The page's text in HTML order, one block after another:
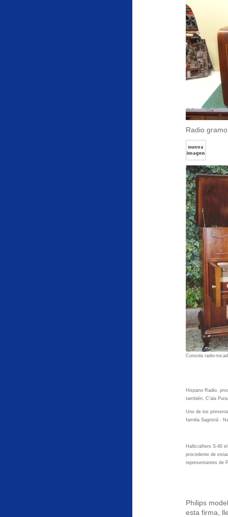
Radio
Consola radio-
Hispano Radio,
también, C'ala
Uno de los
familia Sagristá -
Hallicrafters S-40
procedente de
representantes de
Philips
esta firma,